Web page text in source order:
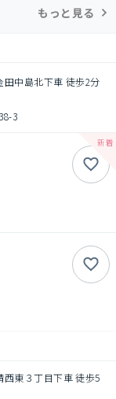
もっと見る
中島北下車 徒歩2分
3
東３丁目下車 徒歩5